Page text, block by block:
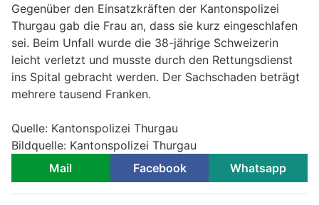
Gegenüber den Einsatzkräften der Kantonspolizei
Thurgau gab die Frau an, dass sie kurz eingeschlafen
sei. Beim Unfall wurde die 38-jährige Schweizerin
leicht verletzt und musste durch den Rettungsdienst
ins Spital gebracht werden. Der Sachschaden beträgt
mehrere tausend Franken.
Quelle: Kantonspolizei Thurgau
Bildquelle: Kantonspolizei Thurgau
Mail
Facebook Whatsapp